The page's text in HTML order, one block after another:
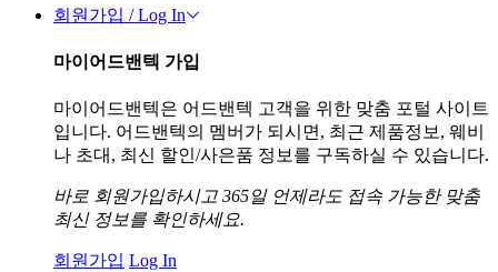
회원가입 / Log In
마이어드밴텍 가입
마이어드밴텍은 어드밴텍 고객을 위한 맞춤 포털 사이트
입니다. 어드밴텍의 멤버가 되시면, 최근 제품정보, 웨비
나 초대, 최신 할인/사은품 정보를 구독하실 수 있습니다.
바로 회원가입하시고 365일 언제라도 접속 가능한 맞춤
최신 정보를 확인하세요.
회원가입 Log In